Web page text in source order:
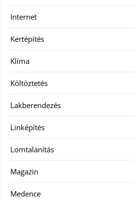
Internet
Kertépítés
Klíma
Költöztetés
Lakberendezés
Linképítés
Lomtalanítás
Magazin
Medence